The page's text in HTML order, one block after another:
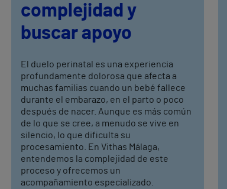
complejidad y
buscar apoyo
El duelo perinatal es una experiencia
profundamente dolorosa que afecta a
muchas familias cuando un bebé fallece
durante el embarazo, en el parto o poco
después de nacer. Aunque es más común
de lo que se cree, a menudo se vive en
silencio, lo que dificulta su
procesamiento. En Vithas Málaga,
entendemos la complejidad de este
proceso y ofrecemos un
acompañamiento especializado.